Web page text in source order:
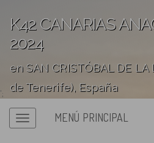
K42 CANARIAS
2024
en SAN CRISTÓBAL DE
de Tenerife), España
';
MENÚ PRINCIPAL